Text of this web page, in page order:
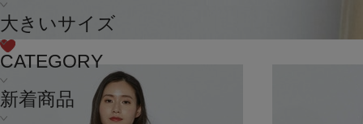
大きいサイズ
CATEGORY
新着商品